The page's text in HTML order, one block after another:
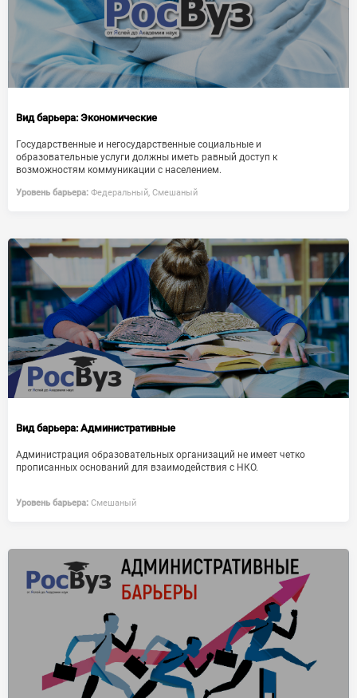
Вид барьера: Экономические
Государственные и негосударственные социальные и
образовательные услуги должны иметь равный доступ к
возможностям коммуникации с населением.
Уровень барьера: Федеральный, Смешаный
Вид барьера: Административные
Администрация образовательных организаций не имеет четко
прописанных оснований для взаимодействия с НКО.
Уровень барьера: Смешаный